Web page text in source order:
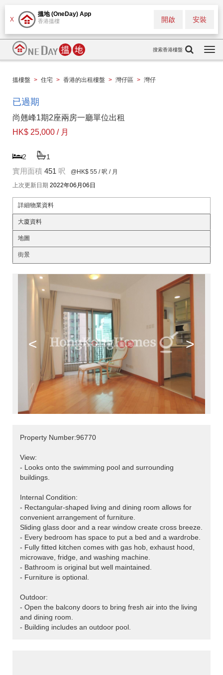
X
搵地 (OneDay) App
香港搵樓 安裝
開啟
搜索香港樓盤
搵樓盤 > 住宅 > 香港的出租樓盤 > 灣仔區 > 灣仔
已過期
尚翹峰1期2座兩房一廳單位出租
HK$ 25,000 / 月
2 1
實用面積 451 呎 @HK$ 55 / 呎 / 月
上次更新日期 2022年06月06日
詳細物業資料
大廈資料
地圖
街景
< >
Property Number:96770
View:
- Looks onto the swimming pool and surrounding
buildings.
Internal Condition:
- Rectangular-shaped living and dining room allows for
convenient arrangement of furniture.
Sliding glass door and a rear window create cross breeze.
- Every bedroom has space to put a bed and a wardrobe.
- Fully fitted kitchen comes with gas hob, exhaust hood,
microwave, fridge, and washing machine.
- Bathroom is original but well maintained.
- Furniture is optional.
Outdoor:
- Open the balcony doors to bring fresh air into the living
and dining room.
- Building includes an outdoor pool.